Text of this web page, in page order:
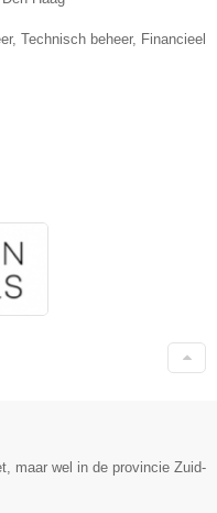
Technisch beheer, Financieel
maar wel in de provincie Zuid-